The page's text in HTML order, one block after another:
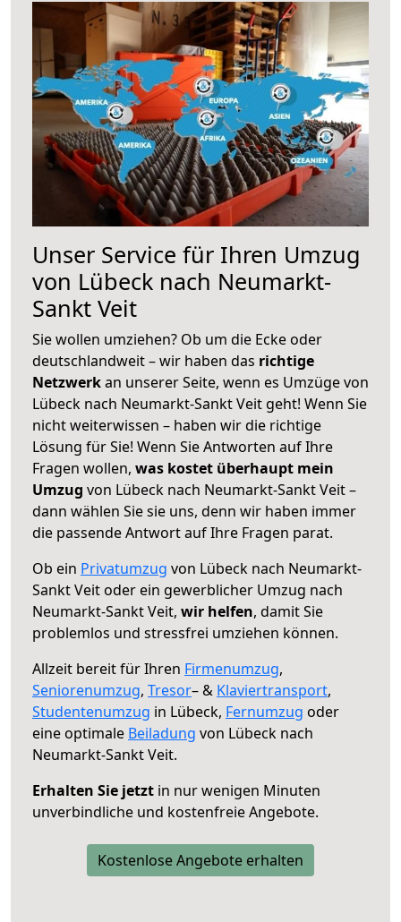
Unser Service für Ihren Umzug
von Lübeck nach Neumarkt-
Sankt Veit
Sie wollen umziehen? Ob um die Ecke oder
deutschlandweit – wir haben das richtige
Netzwerkan unserer Seite, wenn es Umzüge von
Lübeck nach Neumarkt-Sankt Veit geht! Wenn Sie
nicht weiterwissen – haben wir die richtige
Lösung für Sie! Wenn Sie Antworten auf Ihre
Fragen wollen, was kostet überhaupt mein
Umzug von Lübeck nach Neumarkt-Sankt Veit –
dann wählen Sie sie uns, denn wir haben immer
die passende Antwort auf Ihre Fragen parat.
Ob ein Privatumzug von Lübeck nach Neumarkt-
Sankt Veit oder ein gewerblicher Umzug nach
Neumarkt-Sankt Veit, wir helfen, damit Sie
problemlos und stressfrei umziehen können.
Allzeit bereit für Ihren Firmenumzug,
Seniorenumzug, Tresor– & Klaviertransport,
Studentenumzug in Lübeck, Fernumzug oder
eine optimale Beiladung von Lübeck nach
Neumarkt-Sankt Veit.
Erhalten Sie jetzt in nur wenigen Minuten
unverbindliche und kostenfreie Angebote.
Kostenlose Angebote erhalten